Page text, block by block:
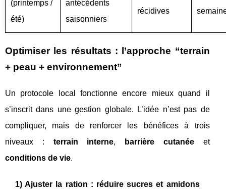
(printemps /
été)
antécédents
saisonniers
récidives
Optimiser les résultats : l’approche “terrain
+ peau + environnement”
Un protocole local fonctionne encore mieux quand il
s’inscrit dans une gestion globale. L’idée n’est pas de
compliquer, mais de renforcer les bénéfices à trois
niveaux : terrain interne, barrière cutanéeet
conditions de vie.
1) Ajuster la ration : réduire sucres et amidons